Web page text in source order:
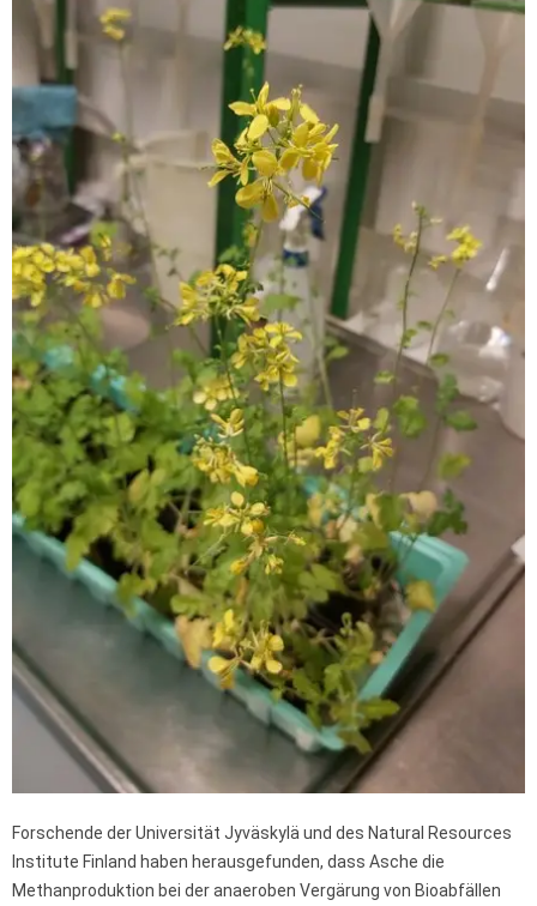
Forschende der Universität Jyväskylä und des Natural Resources
Institute Finland haben herausgefunden, dass Asche die
Methanproduktion bei der anaeroben Vergärung von Bioabfällen